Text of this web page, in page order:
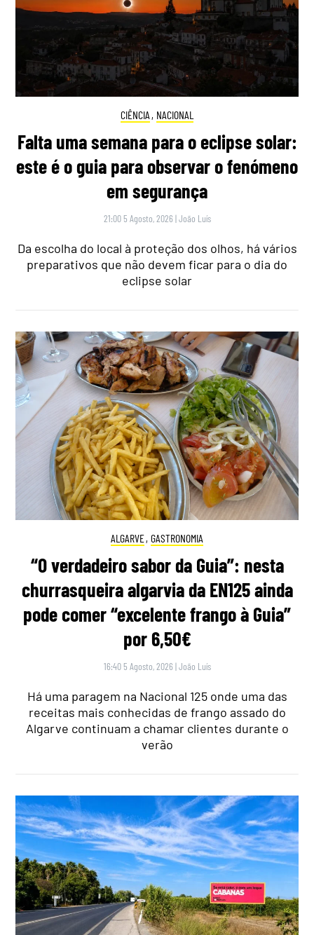
CIÊNCIA , NACIONAL
Falta uma semana para o eclipse solar:
este é o guia para observar o fenómeno
em segurança
21:00 5 Agosto, 2026 |João Luís
Da escolha do local à proteção dos olhos, há vários
preparativos que não devem ficar para o dia do
eclipse solar
ALGARVE, GASTRONOMIA
“O verdadeiro sabor da Guia”: nesta
churrasqueira algarvia da EN125 ainda
pode comer “excelente frango à Guia”
por 6,50€
16:40 5 Agosto, 2026 |João Luís
Há uma paragem na Nacional 125 onde uma das
receitas mais conhecidas de frango assado do
Algarve continuam a chamar clientes durante o
verão